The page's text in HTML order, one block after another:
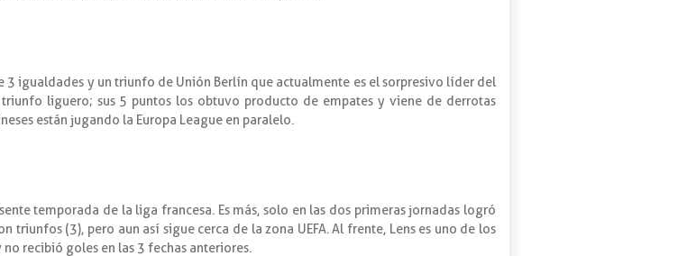
3 igualdades y un triunfo de Unión Berlín que actualmente es el sorpresivo líder del
liguero; sus 5 puntos los obtuvo producto de empates y viene de derrotas
están jugando la Europa League en paralelo.
temporada de la liga francesa. Es más, solo en las dos primeras jornadas logró
triunfos (3), pero aun así sigue cerca de la zona UEFA. Al frente, Lens es uno de los
recibió goles en las 3 fechas anteriores.